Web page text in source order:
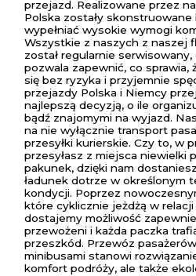
przejazd. Realizowane przez
Polska zostały skonstruowane
wypełniać wysokie wymogi
Wszystkie z naszych z naszej
został regularnie
pozwala zapewnić, co sprawia,
się bez ryzyka i przyjemnie
przejazdy Polska i Niemcy
najlepszą decyzją, o ile
bądź znajomymi na wyjazd.
na nie wyłącznie transport
przesyłki kurierskie. Czy to, w
przesyłasz z miejsca niewielki
pakunek, dzięki nam
ładunek dotrze w określonym
kondycji. Poprzez
które cyklicznie jeżdżą w
dostajemy możliwość
przewożeni i każda paczka
przeszkód. Przewóz
minibusami stanowi
komfort podróży, ale także